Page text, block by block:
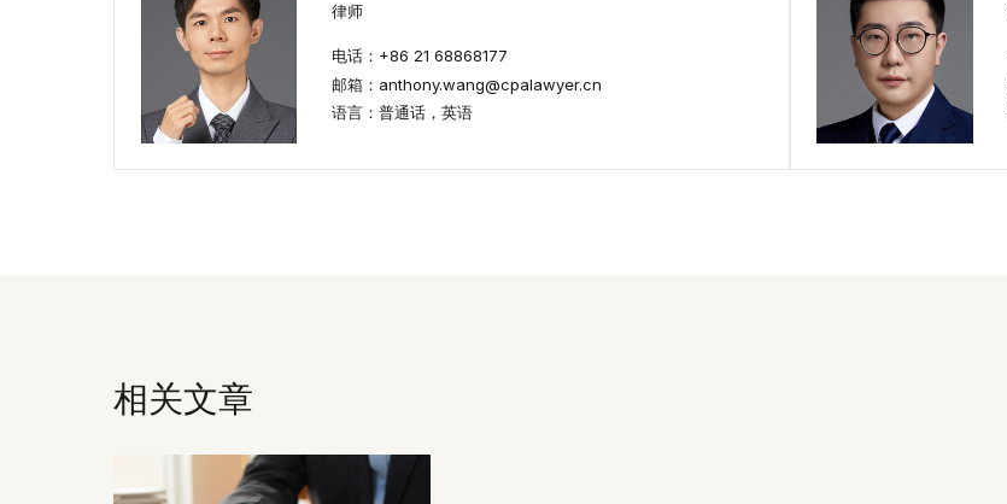
律师
电话：+86 21 68868177
邮箱：anthony.wang@cpalawyer.cn
语言：普通话，英语
相关文章